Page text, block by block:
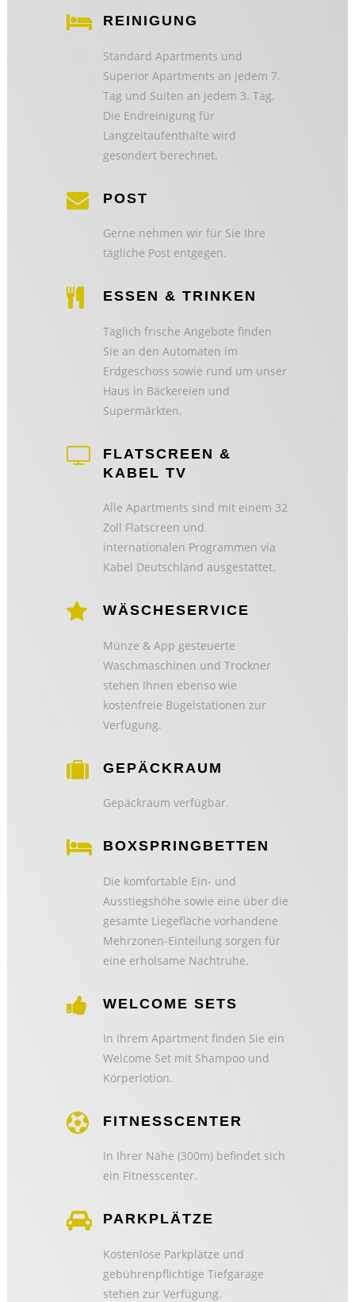
REINIGUNG
Standard Apartments und
Superior Apartments an jedem 7.
Tag und Suiten an jedem 3. Tag.
Die Endreinigung für
Langzeitaufenthalte wird
gesondert berechnet.
POST
Gerne nehmen wir für Sie Ihre
tägliche Post entgegen.
ESSEN & TRINKEN
Täglich frische Angebote finden
Sie an den Automaten im
Erdgeschoss sowie rund um unser
Haus in Bäckereien und
Supermärkten.
FLATSCREEN &
KABEL TV
Alle Apartments sind mit einem 32
Zoll Flatscreen und
internationalen Programmen via
Kabel Deutschland ausgestattet.
WÄSCHESERVICE
Münze & App gesteuerte
Waschmaschinen und Trockner
stehen Ihnen ebenso wie
kostenfreie Bügelstationen zur
Verfügung.
GEPÄCKRAUM
Gepäckraum verfügbar.
BOXSPRINGBETTEN
Die komfortable Ein- und
Ausstiegshöhe sowie eine über die
gesamte Liegefläche vorhandene
Mehrzonen-Einteilung sorgen für
eine erholsame Nachtruhe.
WELCOME SETS
In Ihrem Apartment finden Sie ein
Welcome Set mit Shampoo und
Körperlotion.
FITNESSCENTER
In Ihrer Nähe (300m) befindet sich
ein Fitnesscenter.
PARKPLÄTZE
Kostenlose Parkplätze und
gebührenpflichtige Tiefgarage
stehen zur Verfügung.